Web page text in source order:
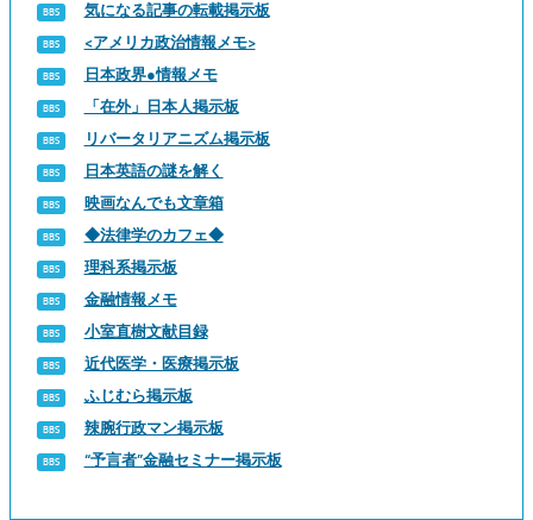
気になる記事の転載掲示板
<アメリカ政治情報メモ>
日本政界●情報メモ
「在外」日本人掲示板
リバータリアニズム掲示板
日本英語の謎を解く
映画なんでも文章箱
◆法律学のカフェ◆
理科系掲示板
金融情報メモ
小室直樹文献目録
近代医学・医療掲示板
ふじむら掲示板
辣腕行政マン掲示板
“予言者”金融セミナー掲示板